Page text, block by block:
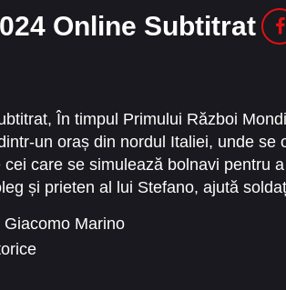
Online Subtitrat
În timpul Primului Război
un oraș din nordul Italiei, unde se
care se simulează bolnavi pentru
și prieten al lui Stefano, ajută
Anna, o asistentă medicală
în 1918, granițele dintre
Giacomo Marino